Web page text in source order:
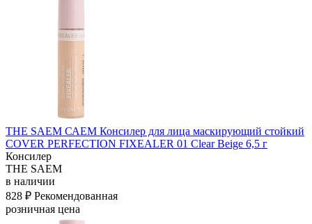
THE SAEM САЕМ Консилер для лица маскирующий стойкий
COVER PERFECTION FIXEALER 01 Clear Beige 6,5 г
Консилер
THE SAEM
в наличии
828 ₽ Рекомендованная
розничная цена